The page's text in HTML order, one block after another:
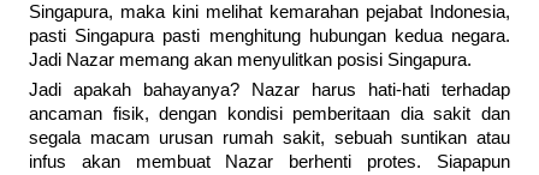
Singapura, maka kini melihat kemarahan pejabat Indonesia,
pasti Singapura pasti menghitung hubungan kedua negara.
Jadi Nazar memang akan menyulitkan posisi Singapura.
Jadi apakah bahayanya? Nazar harus hati-hati terhadap
ancaman fisik, dengan kondisi pemberitaan dia sakit dan
segala macam urusan rumah sakit, sebuah suntikan atau
infus akan membuat Nazar berhenti protes. Siapapun